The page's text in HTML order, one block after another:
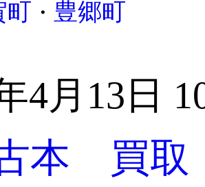
・ 豊郷町
4月13日
本 買取